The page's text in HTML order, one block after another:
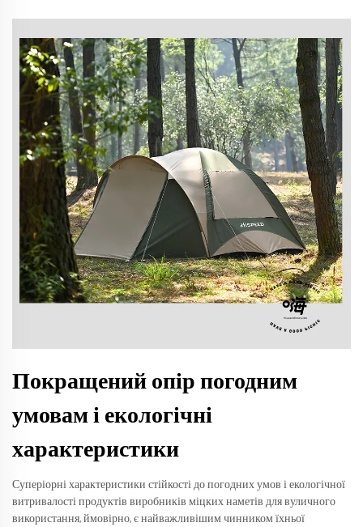
Покращений опір погодним
умовам і екологічні
характеристики
Суперіорні характеристики стійкості до погодних умов і екологічної
витривалості продуктів виробників міцких наметів для вуличного
використання, ймовірно, є найважливішим чинником їхньої